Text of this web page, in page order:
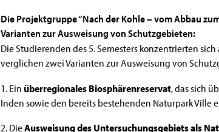
Die Projektgruppe “Nach der Kohle – vom Abbau
Varianten zur Ausweisung von Schutzgebieten:
Die Studierenden des 5. Semesters konzentrierten
verglichen zwei Varianten zur Ausweisung von
1. Ein überregionales Biosphärenreservat, das sich
Inden sowie den bereits bestehenden Naturpark Ville
2. DieAusweisung des Untersuchungsgebiets als